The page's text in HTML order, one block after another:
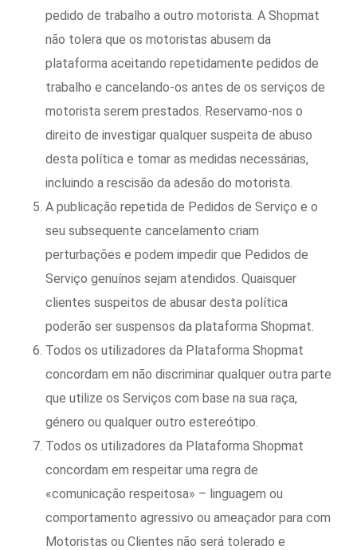
pedido de trabalho a outro motorista. A Shopmat
não tolera que os motoristas abusem da
plataforma aceitando repetidamente pedidos de
trabalho e cancelando-os antes de os serviços de
motorista serem prestados. Reservamo-nos o
direito de investigar qualquer suspeita de abuso
desta política e tomar as medidas necessárias,
incluindo a rescisão da adesão do motorista.
A publicação repetida de Pedidos de Serviço e o
seu subsequente cancelamento criam
perturbações e podem impedir que Pedidos de
Serviço genuínos sejam atendidos. Quaisquer
clientes suspeitos de abusar desta política
poderão ser suspensos da plataforma Shopmat.
Todos os utilizadores da Plataforma Shopmat
concordam em não discriminar qualquer outra parte
que utilize os Serviços com base na sua raça,
género ou qualquer outro estereótipo.
Todos os utilizadores da Plataforma Shopmat
concordam em respeitar uma regra de
«comunicação respeitosa» – linguagem ou
comportamento agressivo ou ameaçador para com
Motoristas ou Clientes não será tolerado e